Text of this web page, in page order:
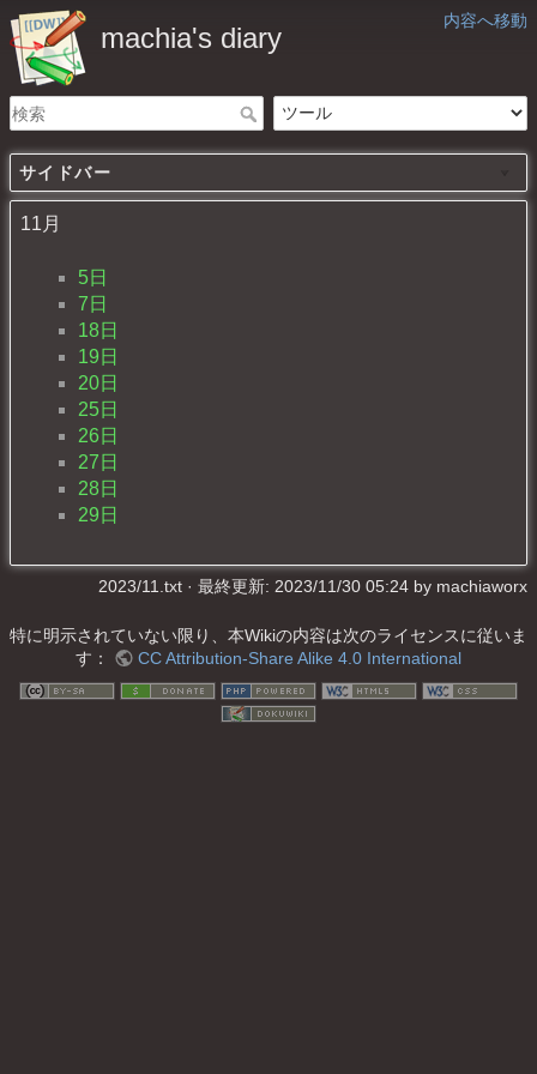
内容へ移動
machia's diary
サイドバー
11月
5日
7日
18日
19日
20日
25日
26日
27日
28日
29日
2023/11.txt · 最終更新: 2023/11/30 05:24 by machiaworx
特に明示されていない限り、本Wikiの内容は次のライセンスに従いま
す：
CC Attribution-Share Alike 4.0 International